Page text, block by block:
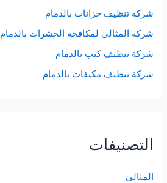
شركة تنظيف خزانات بالدمام
شركة المثالي لمكافحة الحشرات بالدمام
شركة تنظيف كنب بالدمام
شركة تنظيف مكيفات بالدمام
التصنيفات
المثالي